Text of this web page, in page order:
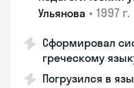
Ульянова • 1997 г.
Сформировал
греческому
Погрузился в